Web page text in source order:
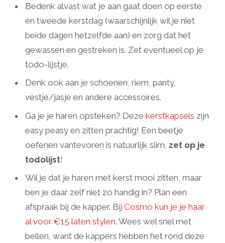
Bedenk alvast wat je aan gaat doen op eerste
én tweede kerstdag (waarschijnlijk wil je niet
beide dagen hetzelfde aan) en zorg dat het
gewassen en gestreken is. Zet eventueel op je
todo-lijstje.
Denk ook aan je schoenen, riem, panty,
vestje/jasje en andere accessoires.
Ga je je haren opsteken? Deze kerstkapsels zijn
easy peasy en zitten prachtig! Een beetje
oefenen vantevoren is natuurlijk slim, zet op je
todolijst!
Wil je dat je haren met kerst mooi zitten, maar
ben je daar zelf niet zo handig in? Plan een
afspraak bij de kapper. Bij Cosmo kun je je haar
al voor €15 laten stylen. Wees wel snel met
bellen, want de kappers hebben het rond deze